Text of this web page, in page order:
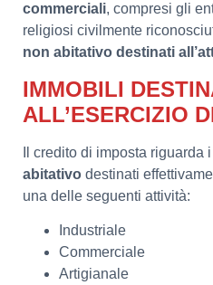
commerciali, compresi gli
religiosi civilmente
non abitativo destinati
IMMOBILI
ALL’ESERCIZIO
Il credito di imposta riguarda
abitativo destinati
una delle seguenti attività:
Industriale
Commerciale
Artigianale